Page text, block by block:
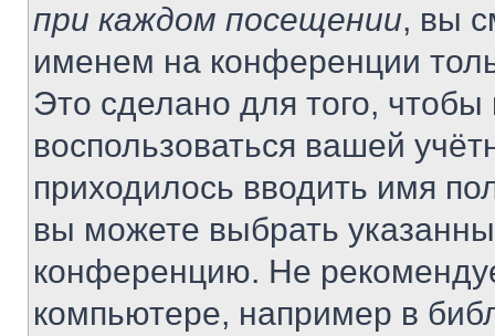
при каждом посещении, вы
именем на конференции
Это сделано для того, чтобы
воспользоваться вашей
приходилось вводить имя
вы можете выбрать
конференцию. Не
компьютере, например в